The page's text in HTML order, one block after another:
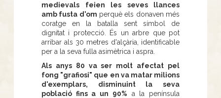
medievals feien les seves llances
amb fusta d'om perquè els donaven més
coratge en la batalla sent símbol de
dignitat i protecció. És un arbre que pot
arribar als 30 metres d'alçària, identificable
per a la seva fulla asimètrica i aspra.
Als anys 80 va ser molt afectat pel
fong "grafiosi" que en va matar milions
d'exemplars, disminuint la seva
població fins a un 90% a la península